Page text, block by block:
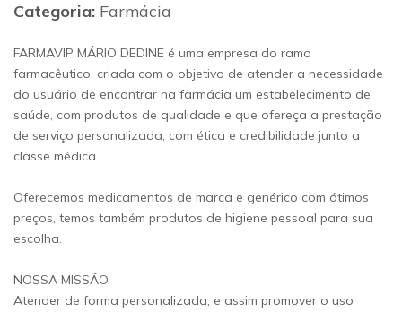
Categoria: Farmácia
FARMAVIP MÁRIO DEDINE é uma empresa do ramo
farmacêutico, criada com o objetivo de atender a necessidade
do usuário de encontrar na farmácia um estabelecimento de
saúde, com produtos de qualidade e que ofereça a prestação
de serviço personalizada, com ética e credibilidade junto a
classe médica.
Oferecemos medicamentos de marca e genérico com ótimos
preços, temos também produtos de higiene pessoal para sua
escolha.
NOSSA MISSÃO
Atender de forma personalizada, e assim promover o uso